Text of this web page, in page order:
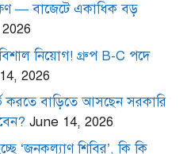
— বাজেটে একাধিক বড়
নিয়োগ! গ্রুপ B-C পদে
2026
করতে বাড়িতে আসছেন সরকারি
June 14, 2026
‘জনকল্যাণ শিবির’, কি কি